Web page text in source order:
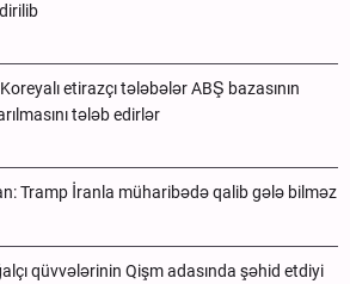
etirazçı tələbələr ABŞ bazasının
tələb edirlər
Tramp İranla müharibədə qalib gələ bilməz
qüvvələrinin Qişm adasında şəhid etdiyi